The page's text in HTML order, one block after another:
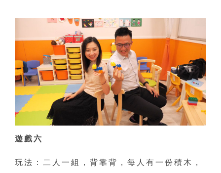
遊戲六
玩法：二人一組，背靠背，每人有一份積木，